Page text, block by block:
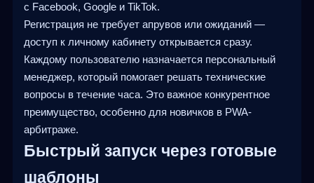
с Facebook, Google и TikTok.
Регистрация не требует апрувов или ожиданий —
доступ к личному кабинету открывается сразу.
Каждому пользователю назначается персональный
менеджер, который помогает решать технические
вопросы в течение часа. Это важное конкурентное
преимущество, особенно для новичков в PWA-
арбитраже.
Быстрый запуск через готовые
шаблоны